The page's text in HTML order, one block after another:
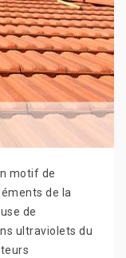
motif de
de la
de
ultraviolets du